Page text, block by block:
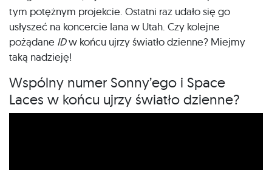
tym potężnym projekcie. Ostatni raz udało się go
usłyszeć na koncercie Iana w Utah. Czy kolejne
pożądane IDw końcu ujrzy światło dzienne? Miejmy
taką nadzieję!
Wspólny numer Sonny’ego i Space
Laces w końcu ujrzy światło dzienne?